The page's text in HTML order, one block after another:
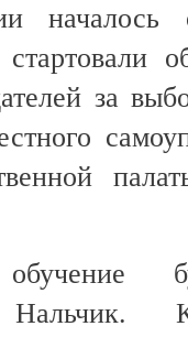
началось
за